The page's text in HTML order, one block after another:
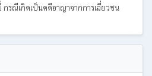
กรณีเกิดเป็นคดีอาญาจากการเฉี่ยวชน